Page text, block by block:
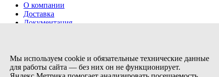
О компании
Доставка
Документация
Контакты
Мы используем cookie и обязательные технические данные
для работы сайта — без них он не функционирует.